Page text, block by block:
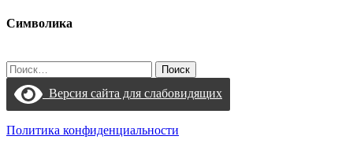
Символика
Найти:
Версия сайта для слабовидящих
Политика конфиденциальности